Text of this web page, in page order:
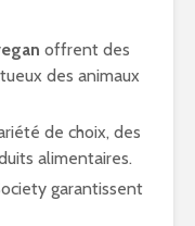
offrent des
des animaux
de choix, des
alimentaires.
garantissent